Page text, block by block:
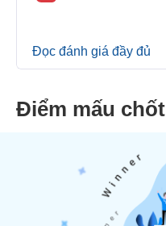
Đọc đánh giá đầy đủ
Điểm mấu chốt